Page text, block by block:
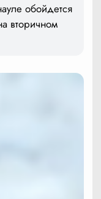
обойдется
вторичном